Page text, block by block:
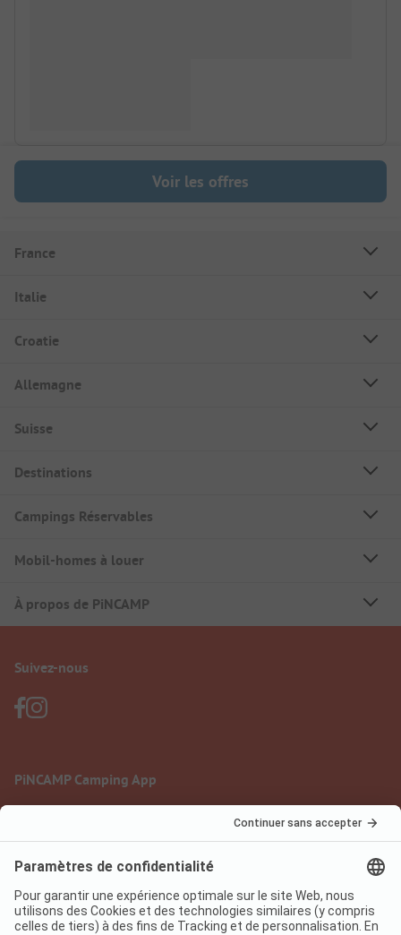
Voir les offres
France
Italie
Croatie
Allemagne
Suisse
Destinations
Campings Réservables
Mobil-homes à louer
À propos de PiNCAMP
Suivez-nous
PiNCAMP Camping App
Mentions légales Conditions d'utilisation